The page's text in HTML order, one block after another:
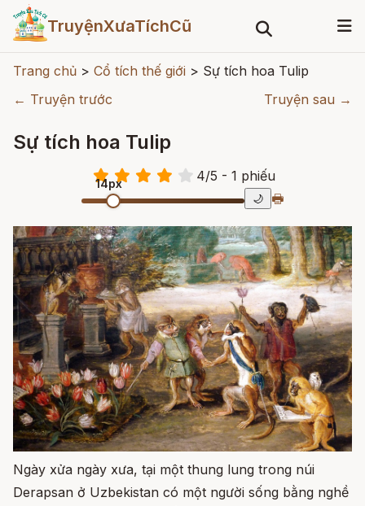
TruyệnXưaTíchCũ
Trang chủ > Cổ tích thế giới > Sự tích hoa Tulip
← Truyện trước
Truyện sau →
Sự tích hoa Tulip
4/5 - 1 phiếu
14px
🌙 🖶
Ngày xửa ngày xưa, tại một thung lung trong núi
Derapsan ở Uzbekistan có một người sống bằng nghề